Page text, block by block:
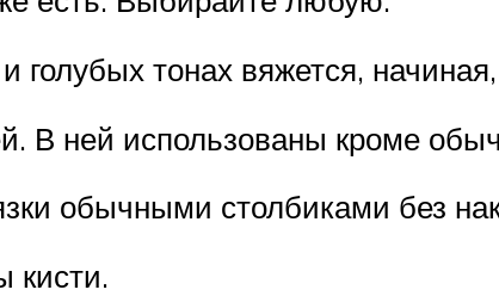
тонах вяжется,
В ней использованы кроме
обычными столбиками без
кисти.